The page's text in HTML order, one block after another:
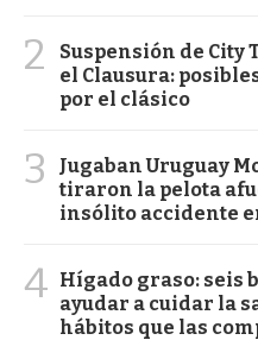
2
Suspensión de
el Clausura:
por el clásico
3
Jugaban Uruguay
tiraron la pelota
insólito accidente
4 Hígado graso: seis
ayudar a cuidar la
hábitos que las